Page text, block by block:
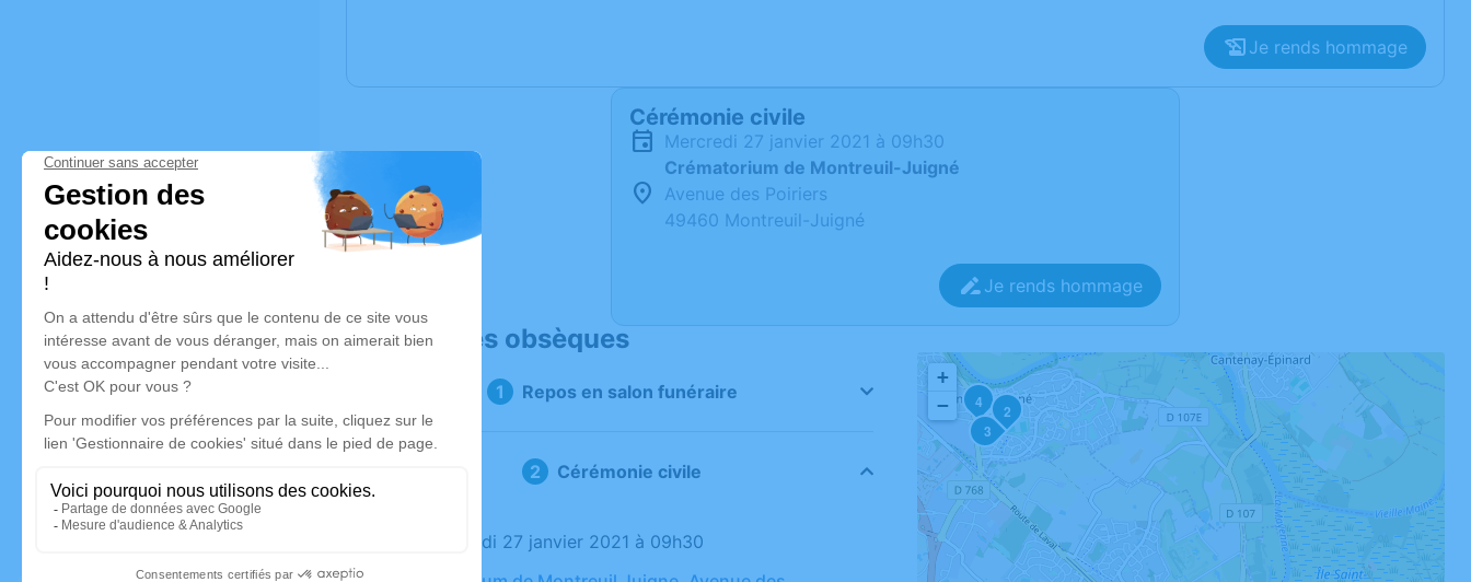
Je rends hommage
Cérémonie civile
mercredi 27 janvier 2021 à 09h30
Crématorium de Montreuil-Juigné
Avenue des Poiriers
49460 Montreuil-Juigné
Je rends hommage
Déroulé des obsèques
Repos en salon funéraire
Cérémonie civile
Le mercredi 27 janvier 2021 à 09h30
2
3
4
+
−